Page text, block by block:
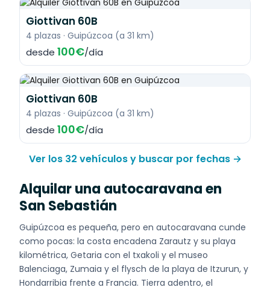
Giottivan 60B
4 plazas · Guipúzcoa (a 31 km)
desde100€/día
Giottivan 60B
4 plazas · Guipúzcoa (a 31 km)
desde100€/día
Ver los 32 vehículos y buscar por fechas →
Alquilar una autocaravana en
San Sebastián
Guipúzcoa es pequeña, pero en autocaravana cunde
como pocas: la costa encadena Zarautz y su playa
kilométrica, Getaria con el txakoli y el museo
Balenciaga, Zumaia y el flysch de la playa de Itzurun, y
Hondarribia frente a Francia. Tierra adentro, el